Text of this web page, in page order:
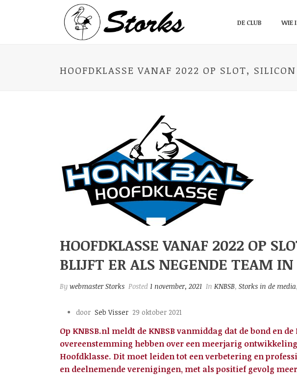
DE CLUB WIE
HOOFDKLASSE VANAF 2022 OP SLOT,
HOOFDKLASSE VANAF 2022 OP
BLIJFT ER ALS NEGENDE TEAM IN
By webmaster Storks Posted 1 november, 2021 In KNBSB, Storks in de media,
door Seb Visser 29 oktober 2021
Op KNBSB.nl meldt de KNBSB vanmiddag dat de bond en
overeenstemming hebben over een meerjarig
Hoofdklasse. Dit moet leiden tot een verbetering en
en deelnemende verenigingen, met als positief gevolg